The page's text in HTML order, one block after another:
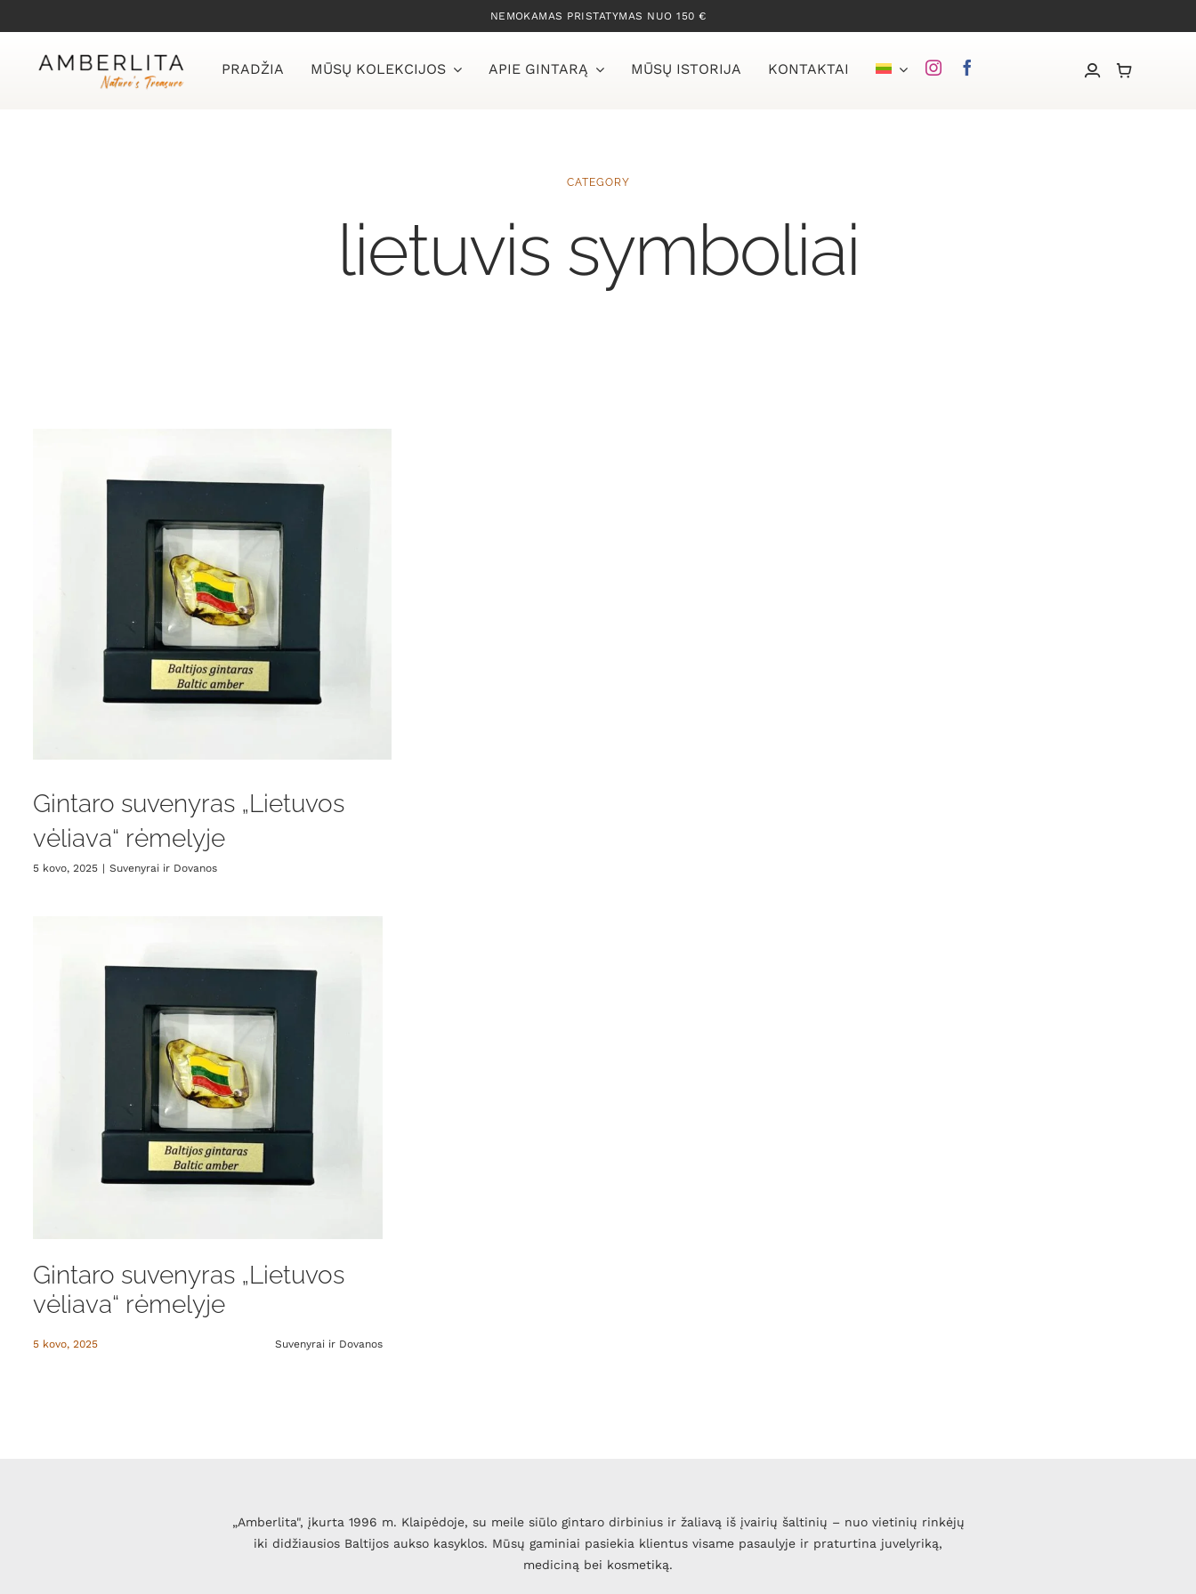
to
content
NEMOKAMAS PRISTATYMAS NUO 150 €
PRADŽIA MŪSŲ KOLEKCIJOS APIE GINTARĄ MŪSŲ ISTORIJA KONTAKTAI
CATEGORY
lietuvis symboliai
Gintaro suvenyras „Lietuvos
vėliava“ rėmelyje
5 kovo, 2025 | Suvenyrai ir Dovanos
Gintaro suvenyras „Lietuvos
vėliava“ rėmelyje
5 kovo, 2025 Suvenyrai ir Dovanos
„Amberlita", įkurta 1996 m. Klaipėdoje, su meile siūlo gintaro dirbinius ir žaliavą iš įvairių šaltinių – nuo vietinių rinkėjų
iki didžiausios Baltijos aukso kasyklos. Mūsų gaminiai pasiekia klientus visame pasaulyje ir praturtina juvelyriką,
mediciną bei kosmetiką.